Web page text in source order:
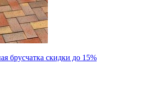
брусчатка скидки до 15%